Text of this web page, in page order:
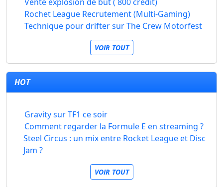
Rochet League Recrutement (Multi-Gaming)
Technique pour drifter sur The Crew Motorfest
VOIR TOUT
HOT
Gravity sur TF1 ce soir
Comment regarder la Formule E en streaming ?
Steel Circus : un mix entre Rocket League et Disc
Jam ?
VOIR TOUT